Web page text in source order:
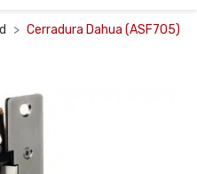
Cerradura Dahua (ASF705)